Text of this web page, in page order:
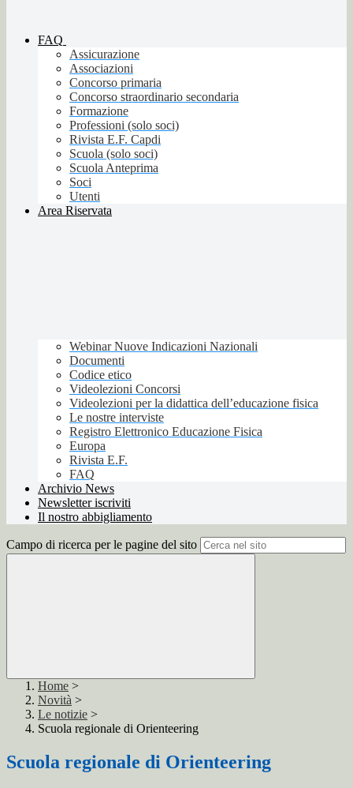
FAQ
Assicurazione
Associazioni
Concorso primaria
Concorso straordinario secondaria
Formazione
Professioni (solo soci)
Rivista E.F. Capdi
Scuola (solo soci)
Scuola Anteprima
Soci
Utenti
Area Riservata
Webinar Nuove Indicazioni Nazionali
Documenti
Codice etico
Videolezioni Concorsi
Videolezioni per la didattica dell’educazione fisica
Le nostre interviste
Registro Elettronico Educazione Fisica
Europa
Rivista E.F.
FAQ
Archivio News
Newsletter iscriviti
Il nostro abbigliamento
Campo di ricerca per le pagine del sito
Home >
Novità >
Le notizie >
Scuola regionale di Orienteering
Scuola regionale di Orienteering